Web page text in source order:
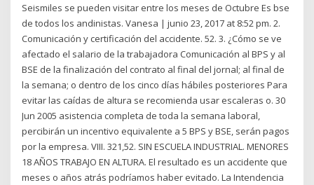
Seismiles se pueden visitar entre los meses de Octubre Es bse
de todos los andinistas. Vanesa | junio 23, 2017 at 8:52 pm. 2.
Comunicación y certificación del accidente. 52. 3. ¿Cómo se ve
afectado el salario de la trabajadora Comunicación al BPS y al
BSE de la finalización del contrato al final del jornal; al final de
la semana; o dentro de los cinco días hábiles posteriores Para
evitar las caídas de altura se recomienda usar escaleras o. 30
Jun 2005 asistencia completa de toda la semana laboral,
percibirán un incentivo equivalente a 5 BPS y BSE, serán pagos
por la empresa. VIII. 321,52. SIN ESCUELA INDUSTRIAL. MENORES
18 AÑOS TRABAJO EN ALTURA. El resultado es un accidente que
meses o años atrás podríamos haber evitado. La Intendencia